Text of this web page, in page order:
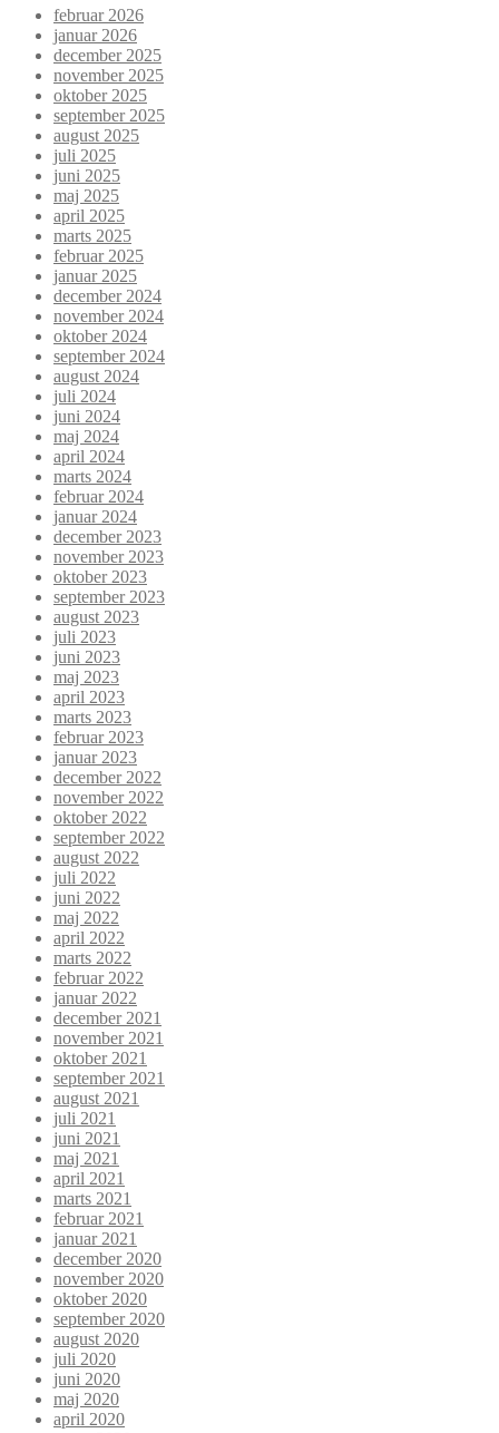
februar 2026
januar 2026
december 2025
november 2025
oktober 2025
september 2025
august 2025
juli 2025
juni 2025
maj 2025
april 2025
marts 2025
februar 2025
januar 2025
december 2024
november 2024
oktober 2024
september 2024
august 2024
juli 2024
juni 2024
maj 2024
april 2024
marts 2024
februar 2024
januar 2024
december 2023
november 2023
oktober 2023
september 2023
august 2023
juli 2023
juni 2023
maj 2023
april 2023
marts 2023
februar 2023
januar 2023
december 2022
november 2022
oktober 2022
september 2022
august 2022
juli 2022
juni 2022
maj 2022
april 2022
marts 2022
februar 2022
januar 2022
december 2021
november 2021
oktober 2021
september 2021
august 2021
juli 2021
juni 2021
maj 2021
april 2021
marts 2021
februar 2021
januar 2021
december 2020
november 2020
oktober 2020
september 2020
august 2020
juli 2020
juni 2020
maj 2020
april 2020